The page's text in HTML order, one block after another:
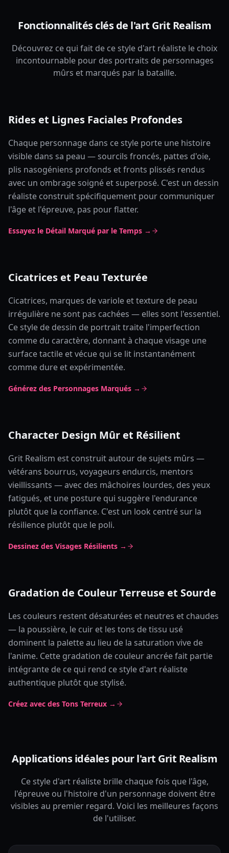
Fonctionnalités clés de l'art Grit Realism
Découvrez ce qui fait de ce style d'art réaliste le choix
incontournable pour des portraits de personnages
mûrs et marqués par la bataille.
Rides et Lignes Faciales Profondes
Chaque personnage dans ce style porte une histoire
visible dans sa peau — sourcils froncés, pattes d'oie,
plis nasogéniens profonds et fronts plissés rendus
avec un ombrage soigné et superposé. C'est un dessin
réaliste construit spécifiquement pour communiquer
l'âge et l'épreuve, pas pour flatter.
Essayez le Détail Marqué par le Temps →
Cicatrices et Peau Texturée
Cicatrices, marques de variole et texture de peau
irrégulière ne sont pas cachées — elles sont l'essentiel.
Ce style de dessin de portrait traite l'imperfection
comme du caractère, donnant à chaque visage une
surface tactile et vécue qui se lit instantanément
comme dure et expérimentée.
Générez des Personnages Marqués →
Character Design Mûr et Résilient
Grit Realism est construit autour de sujets mûrs —
vétérans bourrus, voyageurs endurcis, mentors
vieillissants — avec des mâchoires lourdes, des yeux
fatigués, et une posture qui suggère l'endurance
plutôt que la confiance. C'est un look centré sur la
résilience plutôt que le poli.
Dessinez des Visages Résilients →
Gradation de Couleur Terreuse et Sourde
Les couleurs restent désaturées et neutres et chaudes
— la poussière, le cuir et les tons de tissu usé
dominent la palette au lieu de la saturation vive de
l'anime. Cette gradation de couleur ancrée fait partie
intégrante de ce qui rend ce style d'art réaliste
authentique plutôt que stylisé.
Créez avec des Tons Terreux →
Applications idéales pour l'art Grit Realism
Ce style d'art réaliste brille chaque fois que l'âge,
l'épreuve ou l'histoire d'un personnage doivent être
visibles au premier regard. Voici les meilleures façons
de l'utiliser.